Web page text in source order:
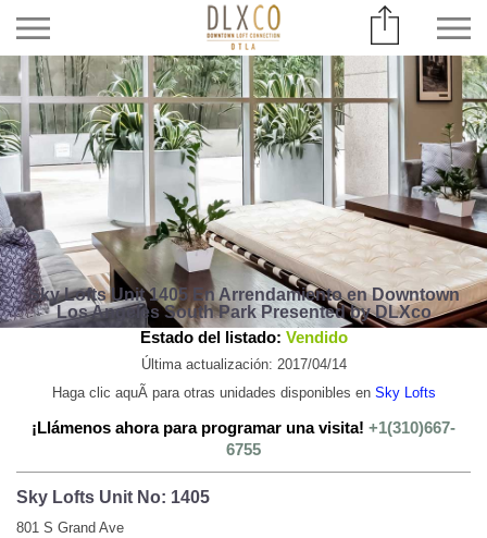
Sky Lofts Unit 1405 En Arrendamiento en Downtown
Los Angeles South Park Presented by DLXco
Estado del listado: Vendido
Última actualización: 2017/04/14
Haga clic aquÃ­ para otras unidades disponibles en Sky Lofts
¡Llámenos ahora para programar una visita! +1(310)667-
6755
Sky Lofts Unit No: 1405
801 S Grand Ave